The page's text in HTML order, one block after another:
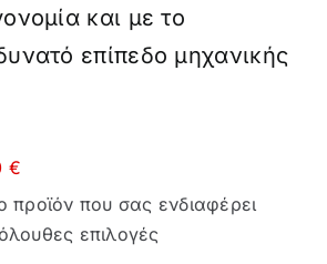
και με το
επίπεδο μηχανικής
€
24,00 €
through
προϊόν που σας ενδιαφέρει
επιλογές